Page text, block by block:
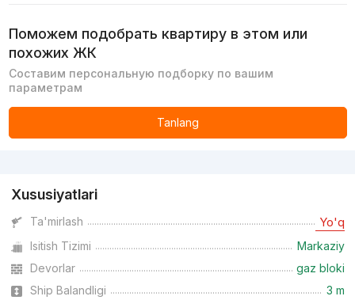
Поможем подобрать квартиру в этом или
похожих ЖК
Составим персональную подборку по вашим
параметрам
Tanlang
Xususiyatlari
Ta'mirlash Yo'q
Isitish Tizimi
Markaziy
Devorlar
gaz bloki
Ship Balandligi
3 m